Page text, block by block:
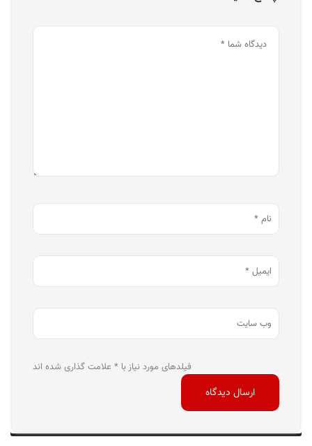
فیلدهای مورد نیاز با * علامت گذاری شده اند